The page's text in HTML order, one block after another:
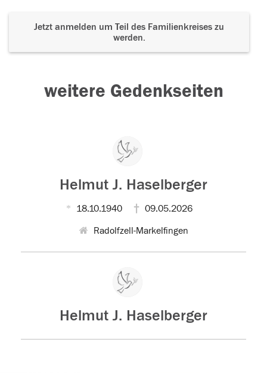
Jetzt anmelden um Teil des Familienkreises zu
werden.
weitere Gedenkseiten
Helmut J. Haselberger
18.10.1940 09.05.2026
Radolfzell-Markelfingen
Helmut J. Haselberger